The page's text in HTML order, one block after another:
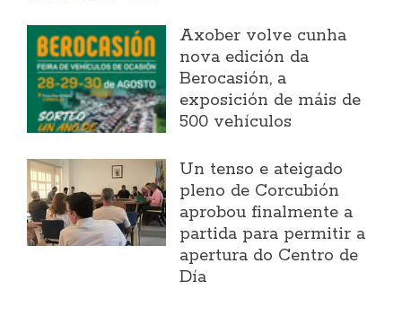
Axober volve cunha
nova edición da
Berocasión, a
exposición de máis de
500 vehículos
Un tenso e ateigado
pleno de Corcubión
aprobou finalmente a
partida para permitir a
apertura do Centro de
Día